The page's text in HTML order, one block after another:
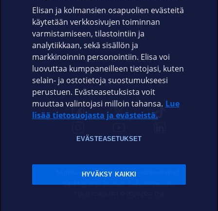
OMAYHTEISÖ
VIANSELVITYS
ASIAKASPALVELU
ELISA.FI
Sopimusehdot Tietosuoja Evästeasetukset
Sääntelyviranomaiset Saavutettavuus
Elisan ja kolmansien osapuolien evästeitä
käytetään verkkosivujen toiminnan
varmistamiseen, tilastointiin ja
analytiikkaan, sekä sisällön ja
markkinoinnin personointiin. Elisa voi
luovuttaa kumppaneilleen tietojasi, kuten
selain- ja ostotietoja suostumukseesi
perustuen. Evästeasetuksista voit
muuttaa valintojasi milloin tahansa. Lue
lisää tietosuojasta ja evästeistä.
EVÄSTEASETUKSET
HYVÄKSY KAIKKI